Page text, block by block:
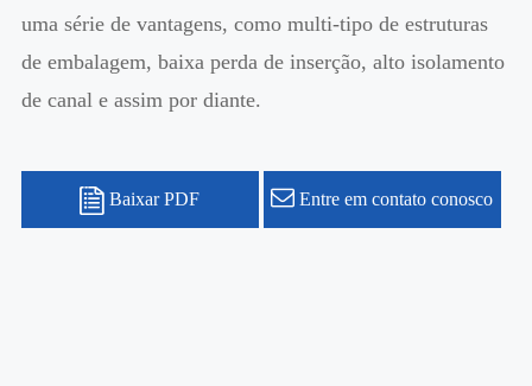
uma série de vantagens, como multi-tipo de estruturas
de embalagem, baixa perda de inserção, alto isolamento
de canal e assim por diante.
Baixar PDF Entre em contato conosco